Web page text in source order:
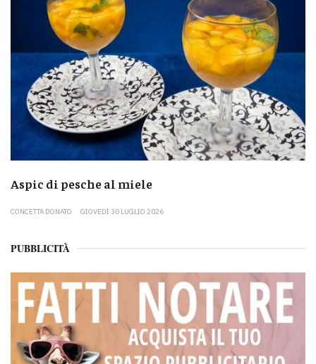
Aspic di pesche al miele
CONCETTA DONATO GIOVEDÌ 30 LUGLIO 2026
PUBBLICITÀ